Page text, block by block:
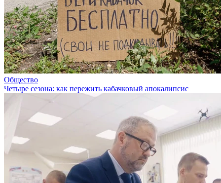
Общество
Четыре сезона: как пережить кабачковый апокалипсис